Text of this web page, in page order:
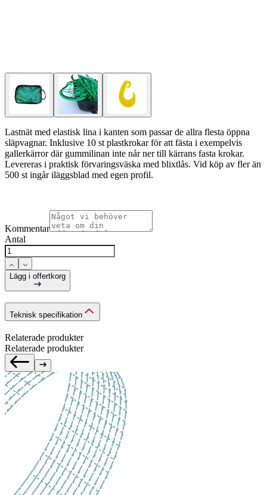
Lastnät med elastisk lina i kanten som passar de allra flesta öppna
släpvagnar. Inklusive 10 st plastkrokar för att fästa i exempelvis
gallerkärror där gummilinan inte når ner till kärrans fasta krokar.
Levereras i praktisk förvaringsväska med blixtlås. Vid köp av fler än
500 st ingår iläggsblad med egen profil.
Kommentar
Antal
Lägg i offertkorg
Teknisk specifikation
Relaterade produkter
Relaterade produkter